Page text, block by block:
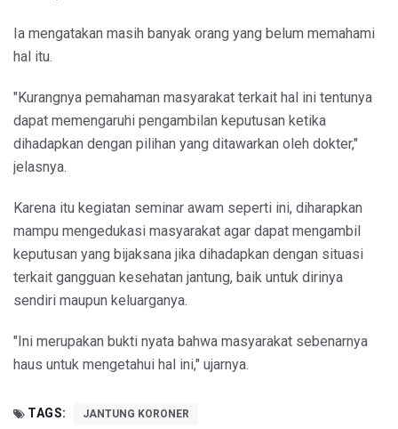
Ia mengatakan masih banyak orang yang belum memahami
hal itu.
"Kurangnya pemahaman masyarakat terkait hal ini tentunya
dapat memengaruhi pengambilan keputusan ketika
dihadapkan dengan pilihan yang ditawarkan oleh dokter,"
jelasnya.
Karena itu kegiatan seminar awam seperti ini, diharapkan
mampu mengedukasi masyarakat agar dapat mengambil
keputusan yang bijaksana jika dihadapkan dengan situasi
terkait gangguan kesehatan jantung, baik untuk dirinya
sendiri maupun keluarganya.
"Ini merupakan bukti nyata bahwa masyarakat sebenarnya
haus untuk mengetahui hal ini," ujarnya.
TAGS: JANTUNG KORONER